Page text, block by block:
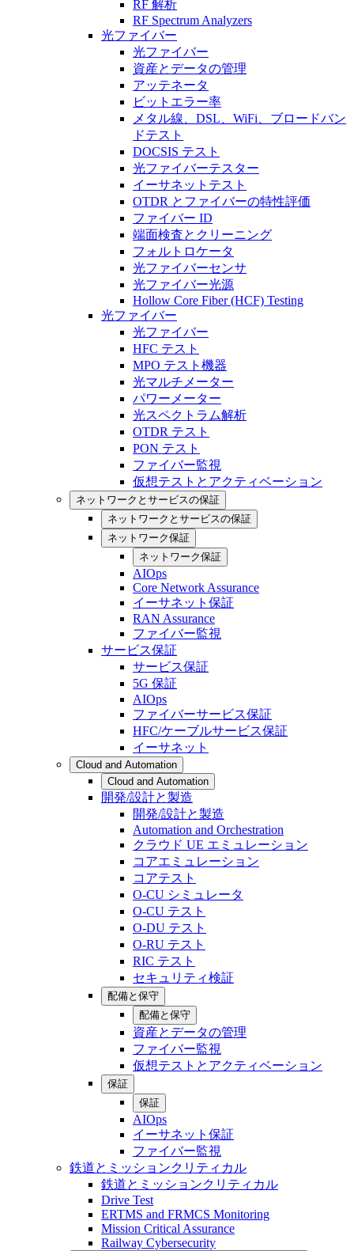
RF 解析
RF Spectrum Analyzers
光ファイバー
光ファイバー
資産とデータの管理
アッテネータ
ビットエラー率
メタル線、DSL、WiFi、ブロードバン
ドテスト
DOCSIS テスト
光ファイバーテスター
イーサネットテスト
OTDR とファイバーの特性評価
ファイバー ID
端面検査とクリーニング
フォルトロケータ
光ファイバーセンサ
光ファイバー光源
Hollow Core Fiber (HCF) Testing
光ファイバー
光ファイバー
HFC テスト
MPO テスト機器
光マルチメーター
パワーメーター
光スペクトラム解析
OTDR テスト
PON テスト
ファイバー監視
仮想テストとアクティベーション
ネットワークとサービスの保証
ネットワークとサービスの保証
ネットワーク保証
ネットワーク保証
AIOps
Core Network Assurance
イーサネット保証
RAN Assurance
ファイバー監視
サービス保証
サービス保証
5G 保証
AIOps
ファイバーサービス保証
HFC/ケーブルサービス保証
イーサネット
Cloud and Automation
Cloud and Automation
開発/設計と製造
開発/設計と製造
Automation and Orchestration
クラウド UE エミュレーション
コアエミュレーション
コアテスト
O-CU シミュレータ
O-CU テスト
O-DU テスト
O-RU テスト
RIC テスト
セキュリティ検証
配備と保守
配備と保守
資産とデータの管理
ファイバー監視
仮想テストとアクティベーション
保証
保証
AIOps
イーサネット保証
ファイバー監視
鉄道とミッションクリティカル
鉄道とミッションクリティカル
Drive Test
ERTMS and FRMCS Monitoring
Mission Critical Assurance
Railway Cybersecurity